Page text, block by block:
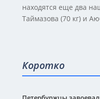
находятся еще два
Таймазова (70 кг) и
Коротко